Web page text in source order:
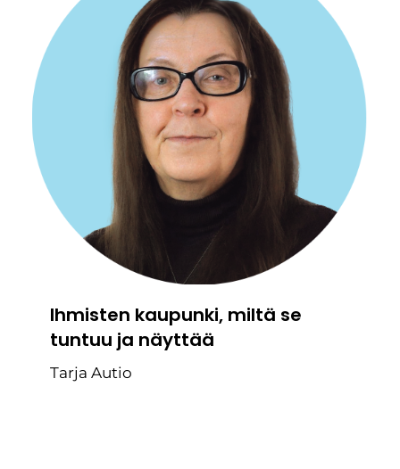
Ihmisten kaupunki, miltä se
tuntuu ja näyttää
Tarja Autio